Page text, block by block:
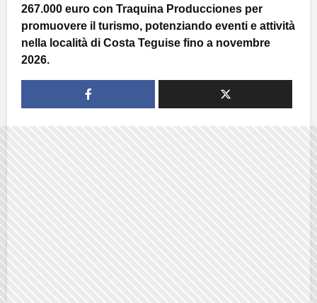
267.000 euro con Traquina Producciones per
promuovere il turismo, potenziando eventi e attività
nella località di Costa Teguise fino a novembre
2026.